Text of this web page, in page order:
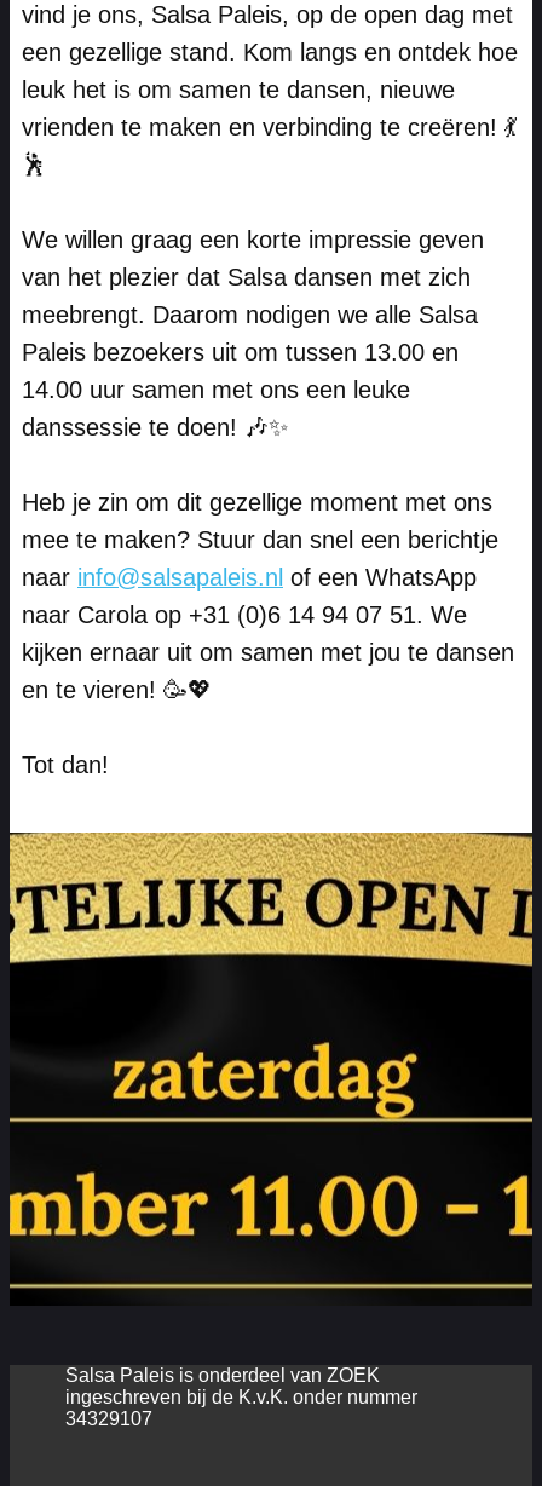
vind je ons, Salsa Paleis, op de open dag met
een gezellige stand. Kom langs en ontdek hoe
leuk het is om samen te dansen, nieuwe
vrienden te maken en verbinding te creëren! 💃
🕺
We willen graag een korte impressie geven
van het plezier dat Salsa dansen met zich
meebrengt. Daarom nodigen we alle Salsa
Paleis bezoekers uit om tussen 13.00 en
14.00 uur samen met ons een leuke
danssessie te doen! 🎶✨
Heb je zin om dit gezellige moment met ons
mee te maken? Stuur dan snel een berichtje
naar info@salsapaleis.nl of een WhatsApp
naar Carola op +31 (0)6 14 94 07 51. We
kijken ernaar uit om samen met jou te dansen
en te vieren! 🥳💖
Tot dan!
Salsa Paleis is onderdeel van ZOEK
ingeschreven bij de K.v.K. onder nummer
34329107